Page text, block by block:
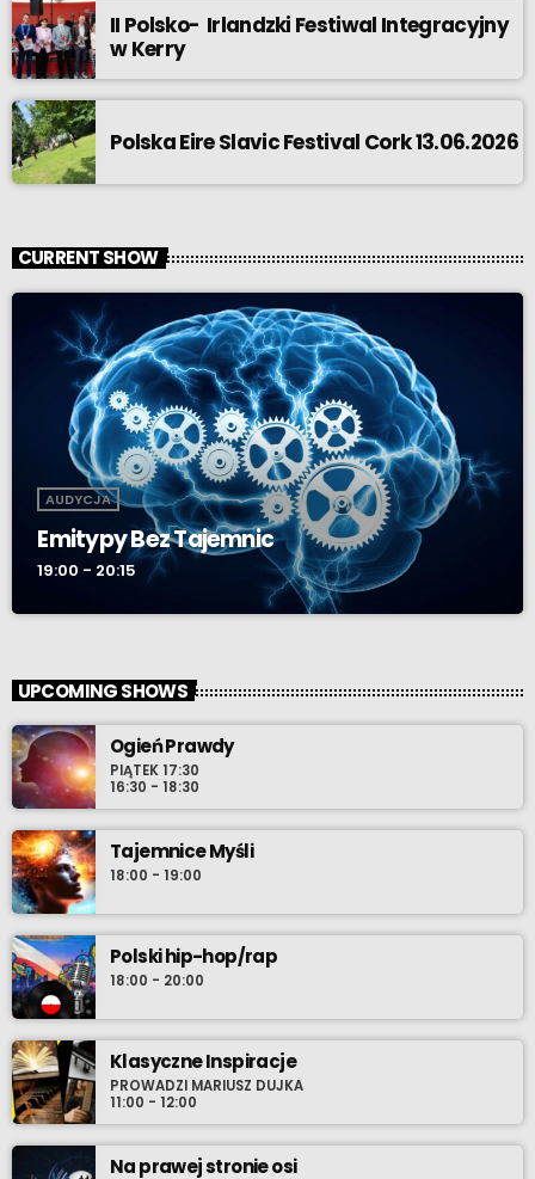
II Polsko- Irlandzki Festiwal Integracyjny
w Kerry
Polska Eire Slavic Festival Cork 13.06.2026
CURRENT SHOW
AUDYCJA
Emitypy Bez Tajemnic
19:00 - 20:15
UPCOMING SHOWS
Ogień Prawdy
PIĄTEK 17:30
16:30 - 18:30
Tajemnice Myśli
18:00 - 19:00
Polski hip-hop/rap
18:00 - 20:00
Klasyczne Inspiracje
PROWADZI MARIUSZ DUJKA
11:00 - 12:00
Na prawej stronie osi